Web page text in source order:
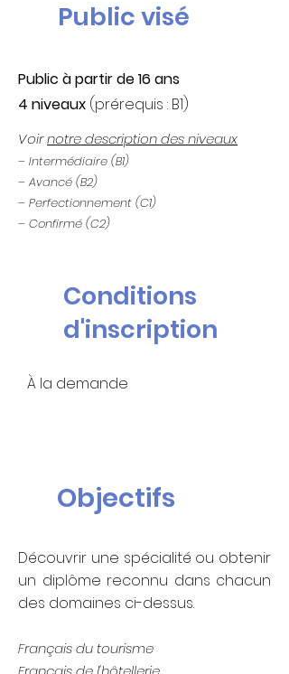
Public visé
Public à partir de 16 ans
4 niveaux (prérequis : B1)
Voirnotre description des niveaux
– Intermédiaire (B1)
– Avancé (B2)
– Perfectionnement (C1)
– Confirmé (C2)
Conditions
d'inscription
À la demande
Objectifs
Découvrir une spécialité ou obtenir
un diplôme reconnu dans chacun
des domaines ci-dessus.
Français du tourisme